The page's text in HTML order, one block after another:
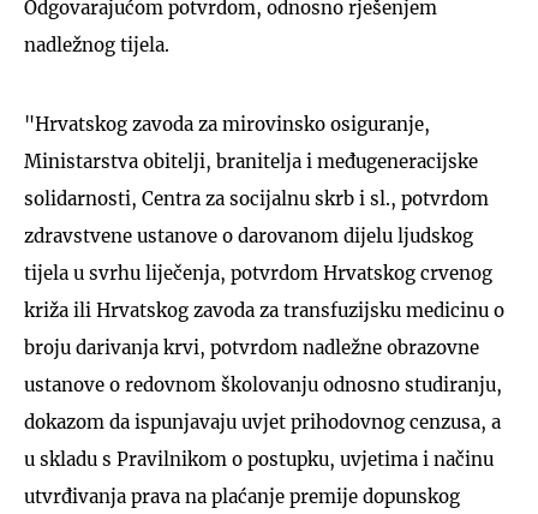
Odgovarajućom potvrdom, odnosno rješenjem
nadležnog tijela.
"Hrvatskog zavoda za mirovinsko osiguranje,
Ministarstva obitelji, branitelja i međugeneracijske
solidarnosti, Centra za socijalnu skrb i sl., potvrdom
zdravstvene ustanove o darovanom dijelu ljudskog
tijela u svrhu liječenja, potvrdom Hrvatskog crvenog
križa ili Hrvatskog zavoda za transfuzijsku medicinu o
broju darivanja krvi, potvrdom nadležne obrazovne
ustanove o redovnom školovanju odnosno studiranju,
dokazom da ispunjavaju uvjet prihodovnog cenzusa, a
u skladu s Pravilnikom o postupku, uvjetima i načinu
utvrđivanja prava na plaćanje premije dopunskog